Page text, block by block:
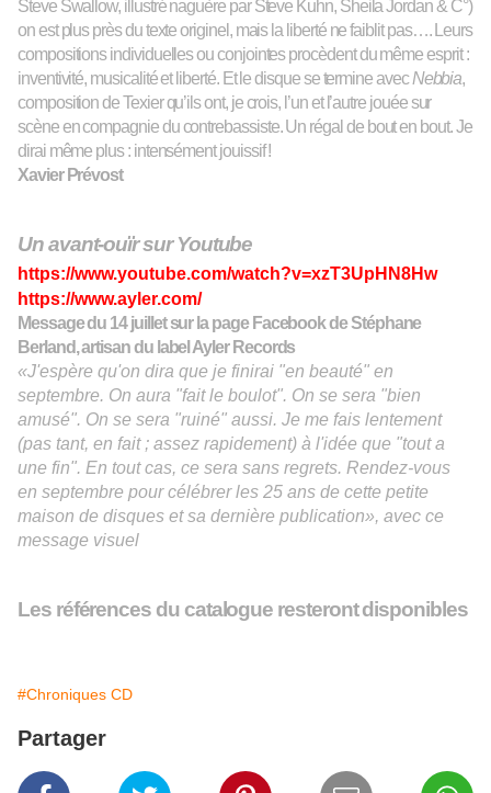
Steve Swallow, illustrénaguère par Steve Kuhn, Sheila Jordan & C°)
on est plus près du texte originel, mais la liberté ne faiblit pas…. Leurs
compositions individuelles ou conjointes procèdent du même esprit :
inventivité, musicalité et liberté. Et le disque se termine avecNebbia,
composition de Texier qu’ils ont, je crois, l’un et l’autre jouée sur
scèneen compagnie du contrebassiste.Un régal de bout en bout. Je
dirai même plus : intensément jouissif !
Xavier Prévost
Un avant-ouïr sur Youtube
https://www.youtube.com/watch?v=xzT3UpHN8Hw
https://www.ayler.com/
Message du 14 juillet sur la page Facebook de Stéphane
Berland,artisandu label Ayler Records
«J'espère qu'on dira que je finirai "en beauté" en
septembre. On aura "fait le boulot". On se sera "bien
amusé". On se sera "ruiné" aussi. Je me fais lentement
(pas tant, en fait ; assez rapidement) à l'idée que "tout a
une fin". En tout cas, ce sera sans regrets. Rendez-vous
en septembre pour célébrer les 25 ans de cette petite
maison de disques et sa dernière publication», avec ce
message visuel
Les références du catalogue resteront disponibles
#Chroniques CD
Partager